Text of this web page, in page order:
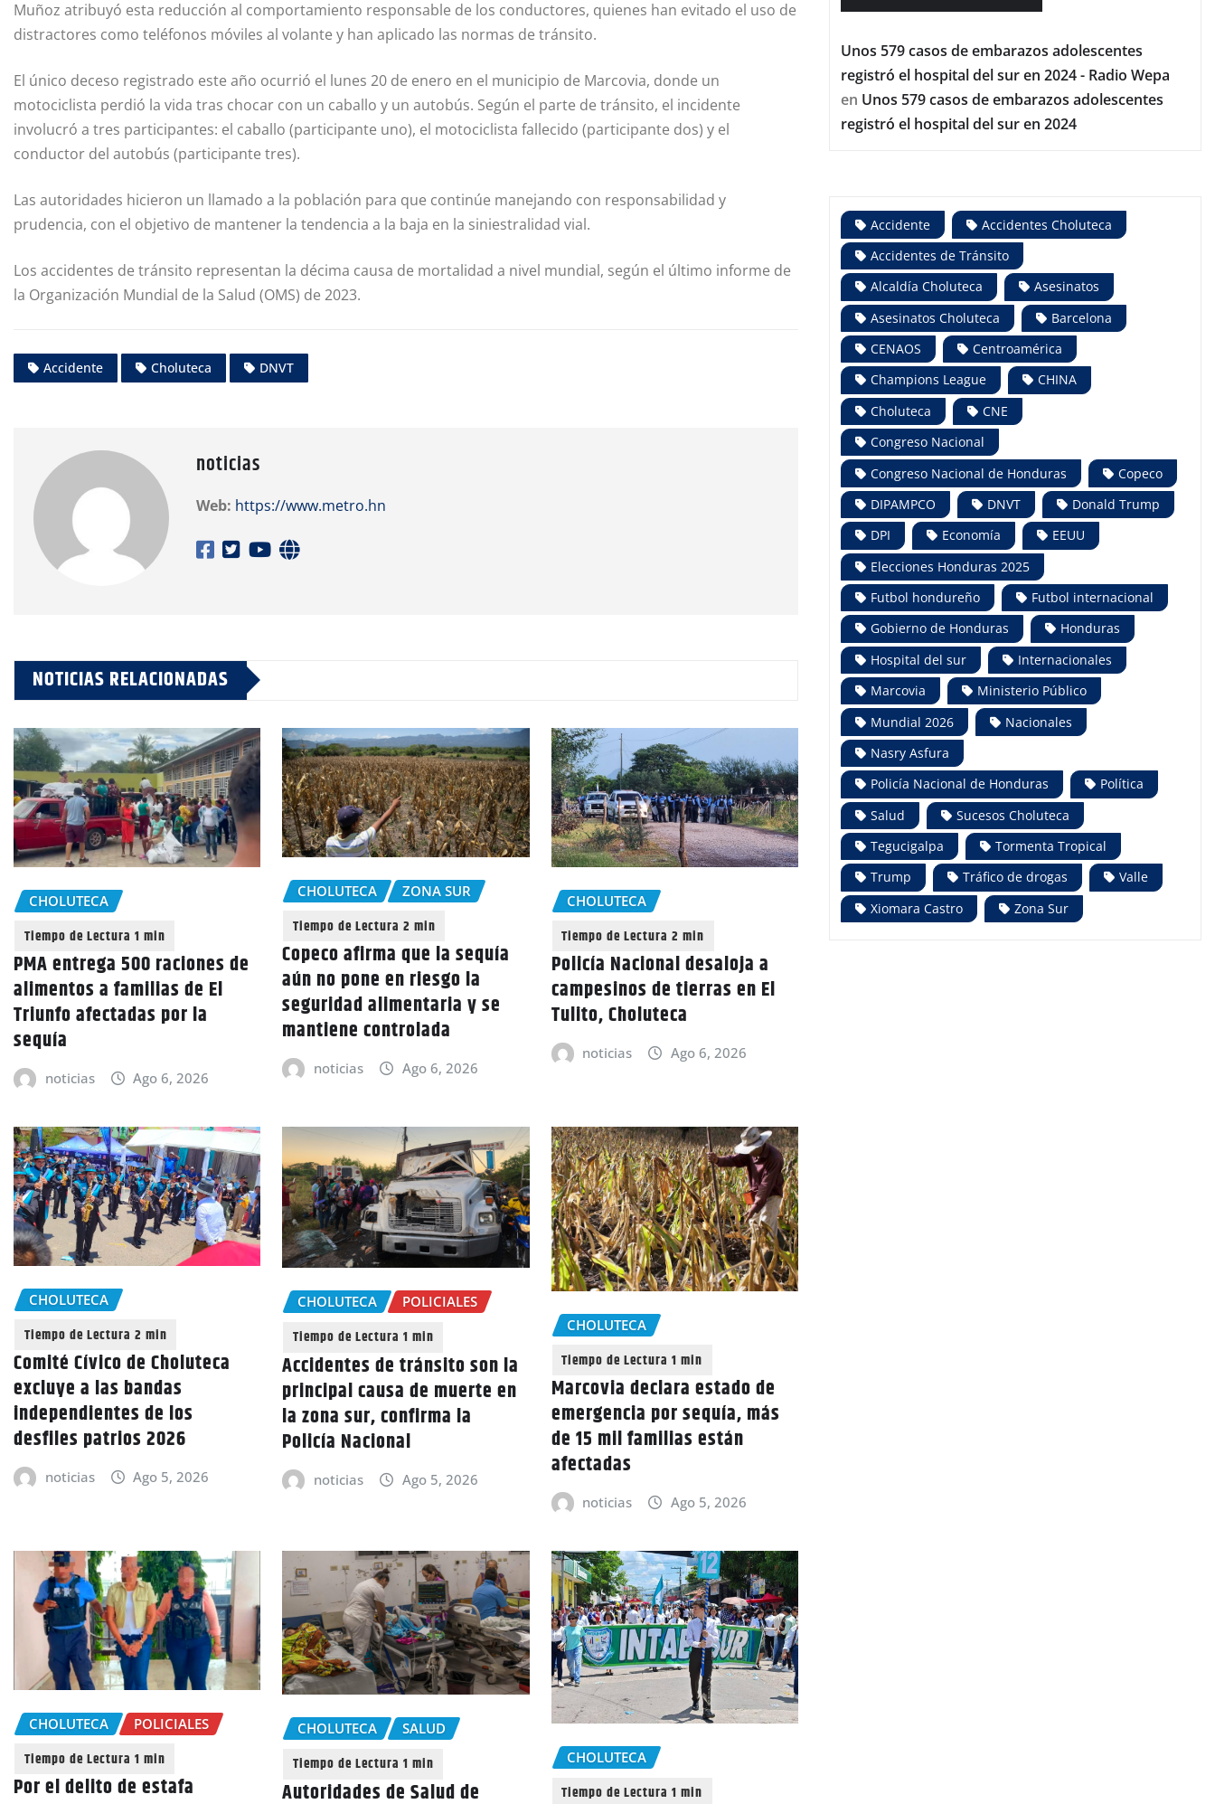
Muñoz atribuyó esta reducción al comportamiento responsable de los conductores, quienes han evitado el uso de
distractores como teléfonos móviles al volante y han aplicado las normas de tránsito.
El único deceso registrado este año ocurrió el lunes 20 de enero en el municipio de Marcovia, donde un
motociclista perdió la vida tras chocar con un caballo y un autobús. Según el parte de tránsito, el incidente
involucró a tres participantes: el caballo (participante uno), el motociclista fallecido (participante dos) y el
conductor del autobús (participante tres).
Las autoridades hicieron un llamado a la población para que continúe manejando con responsabilidad y
prudencia, con el objetivo de mantener la tendencia a la baja en la siniestralidad vial.
Los accidentes de tránsito representan la décima causa de mortalidad a nivel mundial, según el último informe de
la Organización Mundial de la Salud (OMS) de 2023.
Accidente Choluteca DNVT
noticias
Web: https://www.metro.hn
NOTICIAS RELACIONADAS
CHOLUTECA
PMA entrega 500 raciones de
alimentos a familias de El
Triunfo afectadas por la
sequía
noticias Ago 6, 2026
CHOLUTECA ZONA SUR
Copeco afirma que la sequía
aún no pone en riesgo la
seguridad alimentaria y se
mantiene controlada
noticias Ago 6, 2026
CHOLUTECA
Policía Nacional desaloja a
campesinos de tierras en El
Tulito, Choluteca
noticias Ago 6, 2026
CHOLUTECA
Comité Cívico de Choluteca
excluye a las bandas
independientes de los
desfiles patrios 2026
noticias Ago 5, 2026
CHOLUTECA POLICIALES
Accidentes de tránsito son la
principal causa de muerte en
la zona sur, confirma la
Policía Nacional
noticias Ago 5, 2026
CHOLUTECA
Marcovia declara estado de
emergencia por sequía, más
de 15 mil familias están
afectadas
noticias Ago 5, 2026
CHOLUTECA POLICIALES
Por el delito de estafa
CHOLUTECA SALUD
Autoridades de Salud de
CHOLUTECA
Unos 579 casos de embarazos adolescentes
registró el hospital del sur en 2024 - Radio Wepa
en Unos 579 casos de embarazos adolescentes
registró el hospital del sur en 2024
Accidente
Accidentes Choluteca
Accidentes de Tránsito
Alcaldía Choluteca
Asesinatos
Asesinatos Choluteca
Barcelona
CENAOS
Centroamérica
Champions League
CHINA
Choluteca
CNE
Congreso Nacional
Congreso Nacional de Honduras
Copeco
DIPAMPCO
DNVT
Donald Trump
DPI
Economía
EEUU
Elecciones Honduras 2025
Futbol hondureño
Futbol internacional
Gobierno de Honduras
Honduras
Hospital del sur
Internacionales
Marcovia
Ministerio Público
Mundial 2026
Nacionales
Nasry Asfura
Policía Nacional de Honduras
Política
Salud
Sucesos Choluteca
Tegucigalpa
Tormenta Tropical
Trump
Tráfico de drogas
Valle
Xiomara Castro
Zona Sur